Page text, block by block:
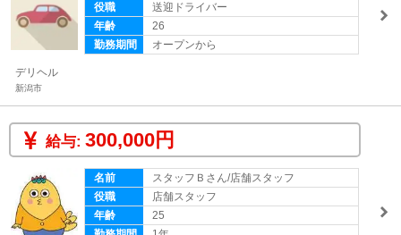
役職
送迎ドライバー
年齢
26
勤務期間
オープンから
デリヘル
新潟市
給与: 300,000円
名前
スタッフＢさん/店舗スタッフ
役職
店舗スタッフ
年齢
25